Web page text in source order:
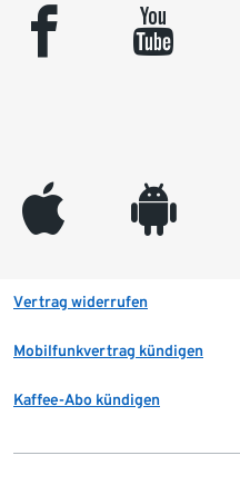
facebook youtube
appleinc android
Vertrag widerrufen
Mobilfunkvertrag kündigen
Kaffee-Abo kündigen